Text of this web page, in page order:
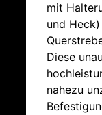
mit
und
Diese
nahezu